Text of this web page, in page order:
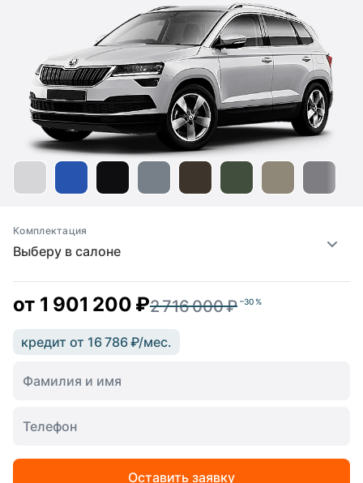
Выберу в салоне
Комплектация
от 1 901 200 ₽2 716 000 ₽ –30 %
кредит от 16 786 ₽/мес.
Оставить заявку